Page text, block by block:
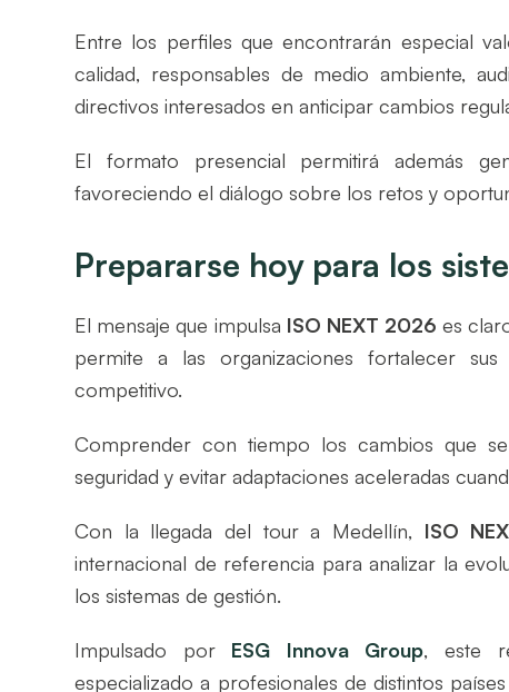
Entre los perfiles que encontrarán especial
calidad, responsables de medio ambiente,
directivos interesados en anticipar cambios
El formato presencial permitirá además
favoreciendo el diálogo sobre los retos y
Prepararse hoy para los
El mensaje que impulsa ISO NEXT 2026 es
permite a las organizaciones fortalecer
competitivo.
Comprender con tiempo los cambios que
seguridad y evitar adaptaciones aceleradas
Con la llegada del tour a Medellín, ISO
internacional de referencia para analizar la
los sistemas de gestión.
Impulsado por ESG Innova Group, este
especializado a profesionales de distintos